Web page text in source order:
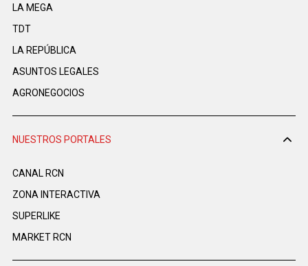
LA MEGA
TDT
LA REPÚBLICA
ASUNTOS LEGALES
AGRONEGOCIOS
NUESTROS PORTALES
CANAL RCN
ZONA INTERACTIVA
SUPERLIKE
MARKET RCN